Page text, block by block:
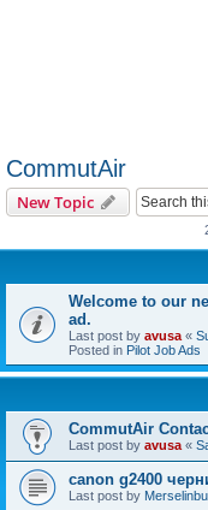
CommutAir
New Topic
Welcome to our
ad.
Last post by avusa «
Posted in Pilot Job Ads
CommutAir
Last post by avusa «
canon g2400
Last post by